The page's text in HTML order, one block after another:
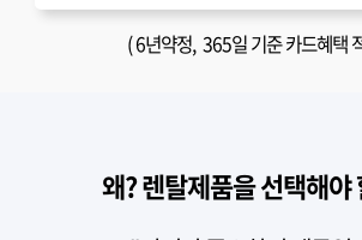
(6년약정, 365일 기준 카드혜택
왜? 렌탈제품을 선택해야